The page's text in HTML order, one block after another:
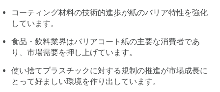
コーティング材料の技術的進歩が紙のバリア特性を強化
しています。
食品・飲料業界はバリアコート紙の主要な消費者であ
り、市場需要を押し上げています。
使い捨てプラスチックに対する規制の推進が市場成長に
とって好ましい環境を作り出しています。